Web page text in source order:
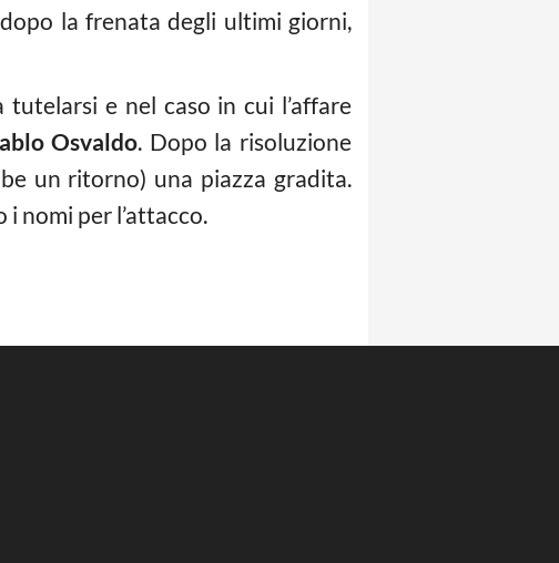
la frenata degli ultimi giorni,
tutelarsi e nel caso in cui l’affare
Osvaldo. Dopo la risoluzione
un ritorno) una piazza gradita.
nomi per l’attacco.